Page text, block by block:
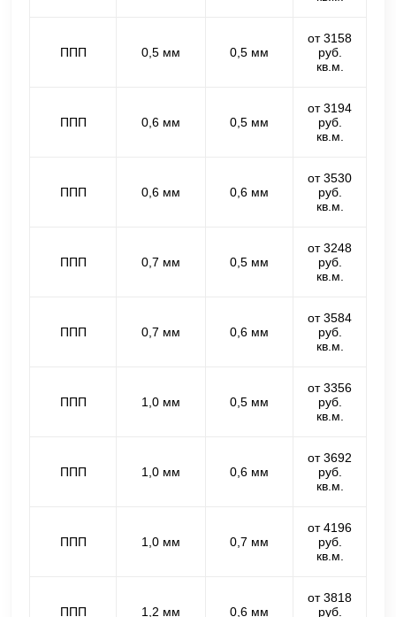
ППП 0,5 мм 0,5 мм
от 3158
руб.
кв.м.
ППП 0,6 мм 0,5 мм
от 3194
руб.
кв.м.
ППП 0,6 мм 0,6 мм
от 3530
руб.
кв.м.
ППП 0,7 мм 0,5 мм
от 3248
руб.
кв.м.
ППП 0,7 мм 0,6 мм
от 3584
руб.
кв.м.
ППП 1,0 мм 0,5 мм
от 3356
руб.
кв.м.
ППП 1,0 мм 0,6 мм
от 3692
руб.
кв.м.
ППП 1,0 мм 0,7 мм
от 4196
руб.
кв.м.
ППП 1,2 мм 0,6 мм
от 3818
руб.